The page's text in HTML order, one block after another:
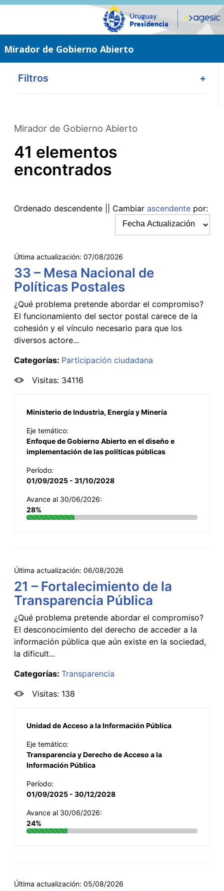
Saltar
Mirador de Gobierno Abierto
Filtros +
Mirador de Gobierno Abierto
41 elementos
encontrados
Ordenado descendente || Cambiar ascendente por:
Última actualización: 07/08/2026
33 – Mesa Nacional de
Políticas Postales
¿Qué problema pretende abordar el compromiso?
El funcionamiento del sector postal carece de la
cohesión y el vínculo necesario para que los
diversos actore...
Categorías: Participación ciudadana
Visitas: 34116
Ministerio de Industria, Energía y Minería
Eje temático:
Enfoque de Gobierno Abierto en el diseño e
implementación de las políticas públicas
Período:
01/09/2025 - 31/10/2028
Avance al 30/06/2026:
28%
Última actualización: 06/08/2026
21 – Fortalecimiento de la
Transparencia Pública
¿Qué problema pretende abordar el compromiso?
El desconocimiento del derecho de acceder a la
información pública que aún existe en la sociedad,
la dificult...
Categorías: Transparencia
Visitas: 138
Unidad de Acceso a la Información Pública
Eje temático:
Transparencia y Derecho de Acceso a la
Información Pública
Período:
01/09/2025 - 30/12/2028
Avance al 30/06/2026:
24%
Última actualización: 05/08/2026